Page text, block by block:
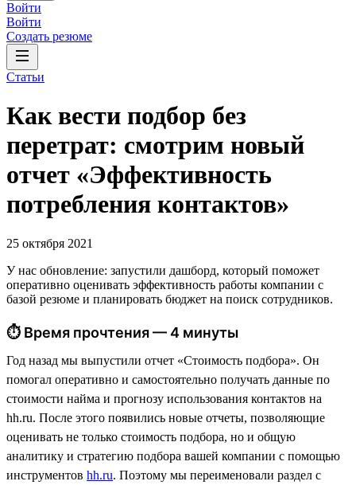
Войти
Войти
Создать резюме
Статьи
Как вести подбор без
перетрат: смотрим новый
отчет «Эффективность
потребления контактов»
25 октября 2021
У нас обновление: запустили дашборд, который поможет
оперативно оценивать эффективность работы компании с
базой резюме и планировать бюджет на поиск сотрудников.
⏱ Время прочтения — 4 минуты
Год назад мы выпустили отчет «Стоимость подбора». Он
помогал оперативно и самостоятельно получать данные по
стоимости найма и прогнозу использования контактов на
hh.ru. После этого появились новые отчеты, позволяющие
оценивать не только стоимость подбора, но и общую
аналитику и стратегию подбора вашей компании с помощью
инструментов hh.ru. Поэтому мы переименовали раздел с